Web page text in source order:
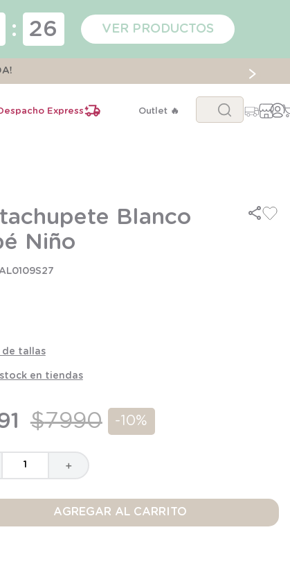
: 25 VER PRODUCTOS
Express Outlet 🔥
Buscar...
Blanco
Niño
de tallas
en tiendas
$7990 -10%
＋
AGREGAR AL CARRITO